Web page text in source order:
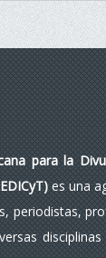
para la
es una
periodistas,